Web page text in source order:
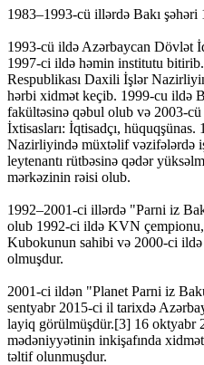
1983–1993-cü illərdə Bakı şəhəri
1993-cü ildə Azərbaycan Dövlət
1997-ci ildə həmin institutu
Respublikası Daxili İşlər
hərbi xidmət keçib. 1999-cu ildə
fakültəsinə qəbul olub və 2003-
İxtisasları: İqtisadçı,
Nazirliyində müxtəlif vəzifələrdə
leytenantı rütbəsinə qədər
mərkəzinin rəisi olub.
1992–2001-ci illərdə "Parni iz
olub 1992-ci ildə KVN
Kubokunun sahibi və 2000-ci
olmuşdur.
2001-ci ildən "Planet Parni iz
sentyabr 2015-ci il tarixdə
layiq görülmüşdür.[3] 16 oktyabr
mədəniyyətinin inkişafında
təltif olunmuşdur.